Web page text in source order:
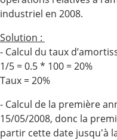
industriel en 2008.
Solution :
- Calcul du taux
1/5 = 0.5 * 100 = 20%
Taux = 20%
- Calcul de la première
15/05/2008, donc la
partir cette date jusqu'à